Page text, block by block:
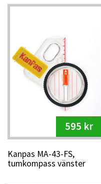
595 kr
Kanpas MA-43-FS,
tumkompass vänster